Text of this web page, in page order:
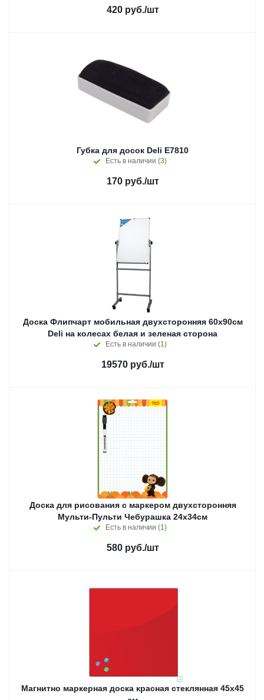
420руб./шт
Губка для досок Deli E7810
Есть в наличии (3)
170руб./шт
Доска Флипчарт мобильная двухсторонняя 60х90см
Deli на колесах белая и зеленая сторона
Есть в наличии (1)
19570руб./шт
Доска для рисования с маркером двухсторонняя
Мульти-Пульти Чебурашка 24х34см
Есть в наличии (1)
580руб./шт
Магнитно маркерная доска красная стеклянная 45х45